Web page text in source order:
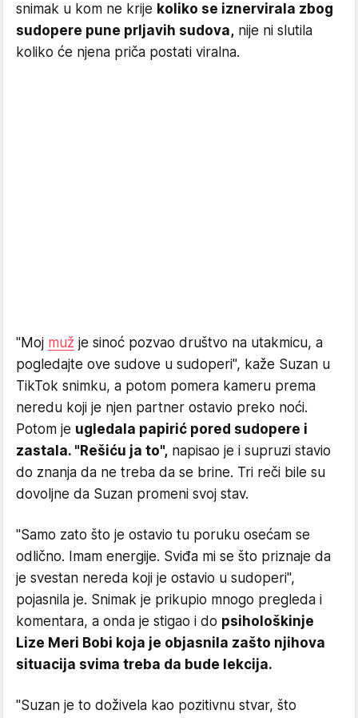
snimak u kom ne krije koliko se iznervirala zbog
sudopere pune prljavih sudova, nije ni slutila
koliko će njena priča postati viralna.
"Moj muž je sinoć pozvao društvo na utakmicu, a
pogledajte ove sudove u sudoperi", kaže Suzan u
TikTok snimku, a potom pomera kameru prema
neredu koji je njen partner ostavio preko noći.
Potom je ugledala papirić pored sudopere i
zastala. "Rešiću ja to", napisao je i supruzi stavio
do znanja da ne treba da se brine. Tri reči bile su
dovoljne da Suzan promeni svoj stav.
"Samo zato što je ostavio tu poruku osećam se
odlično. Imam energije. Sviđa mi se što priznaje da
je svestan nereda koji je ostavio u sudoperi",
pojasnila je. Snimak je prikupio mnogo pregleda i
komentara, a onda je stigao i do psihološkinje
Lize Meri Bobi koja je objasnila zašto njihova
situacija svima treba da bude lekcija.
"Suzan je to doživela kao pozitivnu stvar, što